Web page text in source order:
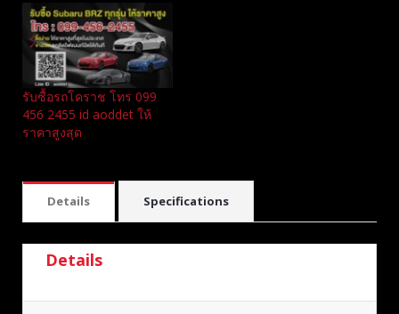
รับซื้อรถโคราช โทร 099
456 2455 id aoddet ให้
ราคาสูงสุด
Details Specifications
Details